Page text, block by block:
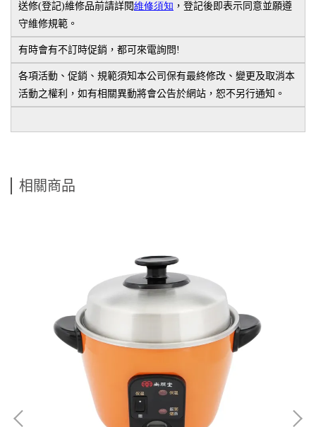
送修(登記)維修品前請詳閱維修須知 ，登記後即表示同意並願遵
守維修規範。
有時會有不訂時促銷，都可來電詢問 !
各項活動、促銷、規範須知本公司保有最終修改、變更及取消本
活動之權利，如有相關異動將會公告於網站，恕不另行通知。
相關商品